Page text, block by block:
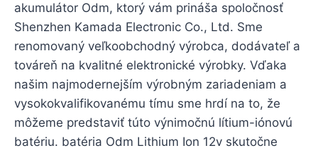
akumulátor Odm, ktorý vám prináša spoločnosť
Shenzhen Kamada Electronic Co., Ltd. Sme
renomovaný veľkoobchodný výrobca, dodávateľ a
továreň na kvalitné elektronické výrobky. Vďaka
našim najmodernejším výrobným zariadeniam a
vysokokvalifikovanému tímu sme hrdí na to, že
môžeme predstaviť túto výnimočnú lítium-iónovú
batériu. batéria Odm Lithium Ion 12v skutočne